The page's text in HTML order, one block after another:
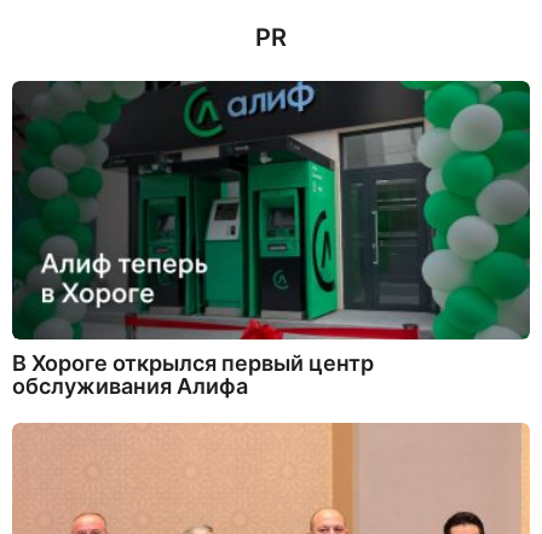
PR
В Хороге открылся первый центр
обслуживания Алифа